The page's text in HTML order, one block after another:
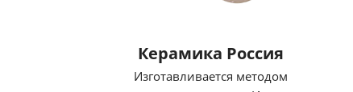
Керамика Россия
Изготавливается методом